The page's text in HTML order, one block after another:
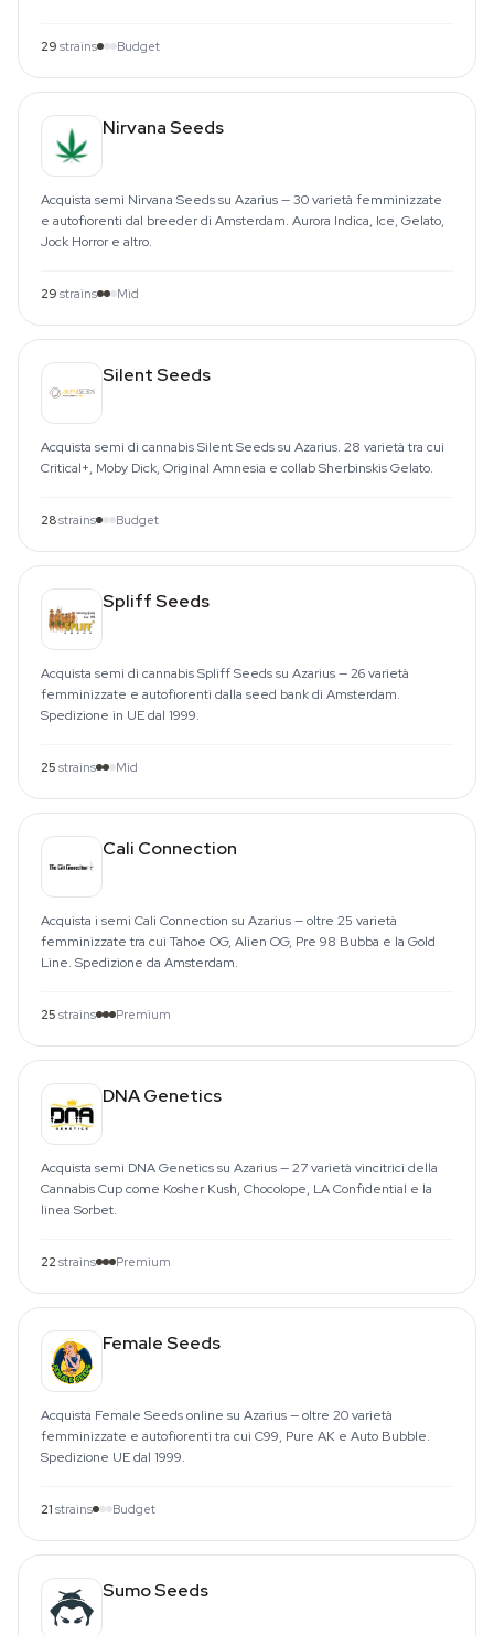
29 strains Budget
Nirvana Seeds
Acquista semi Nirvana Seeds su Azarius — 30 varietà femminizzate
e autofiorenti dal breeder di Amsterdam. Aurora Indica, Ice, Gelato,
Jock Horror e altro.
29 strains Mid
Silent Seeds
Acquista semi di cannabis Silent Seeds su Azarius. 28 varietà tra cui
Critical+, Moby Dick, Original Amnesia e collab Sherbinskis Gelato.
28strains Budget
Spliff Seeds
Acquista semi di cannabis Spliff Seeds su Azarius — 26 varietà
femminizzate e autofiorenti dalla seed bank di Amsterdam.
Spedizione in UE dal 1999.
25 strains Mid
Cali Connection
Acquista i semi Cali Connection su Azarius — oltre 25 varietà
femminizzate tra cui Tahoe OG, Alien OG, Pre 98 Bubba e la Gold
Line. Spedizione da Amsterdam.
25 strains Premium
DNA Genetics
Acquista semi DNA Genetics su Azarius — 27 varietà vincitrici della
Cannabis Cup come Kosher Kush, Chocolope, LA Confidential e la
linea Sorbet.
22 strains Premium
Female Seeds
Acquista Female Seeds online su Azarius — oltre 20 varietà
femminizzate e autofiorenti tra cui C99, Pure AK e Auto Bubble.
Spedizione UE dal 1999.
21 strains Budget
Sumo Seeds